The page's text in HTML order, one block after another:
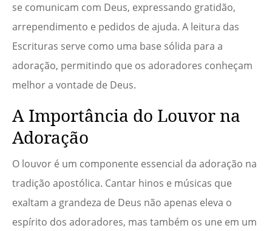
se comunicam com Deus, expressando gratidão,
arrependimento e pedidos de ajuda. A leitura das
Escrituras serve como uma base sólida para a
adoração, permitindo que os adoradores conheçam
melhor a vontade de Deus.
A Importância do Louvor na
Adoração
O louvor é um componente essencial da adoração na
tradição apostólica. Cantar hinos e músicas que
exaltam a grandeza de Deus não apenas eleva o
espírito dos adoradores, mas também os une em um